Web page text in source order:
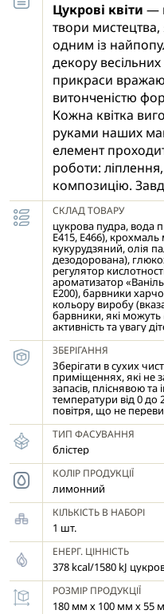
Цукрові квіти —
твори мистецтва,
одним із
декору весільних
прикраси
витонченістю
Кожна квітка
руками наших
елемент
роботи:
композицію.
досягається
індивідуальність
Спосіб
слід акуратно
готового
виробу,
білковою або
Вологе покриття
прилягання
сухі або тверді
марципан,
білковий крем
гель, які
прикрасу та
зберегти її
розміщувати на
декорування
надмірної вологи
мокрими руками,
однорідність
СКЛАД ТОВАРУ
цукрова пудра, вода
Е415, Е466),
кукурудзяний, олія
дезодорована),
регулятор
ароматизатор
Е200), барвники
кольору виробу
барвники, які
активність та увагу
ЗБЕРІГАННЯ
Зберігати в сухих
приміщеннях, які не
запасів, пліснявою
температури від 0 до
повітря, що не
ТИП ФАСУВАННЯ
блістер
КОЛІР ПРОДУКЦІЇ
лимонний
КІЛЬКІСТЬ В НАБОРІ
1 шт.
ЕНЕРГ. ЦІННІСТЬ
378 kcal/1580 kJ
РОЗМІР ПРОДУКЦІЇ
180 мм х 100 мм х 55